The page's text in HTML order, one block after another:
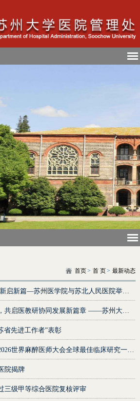
首页> 首 页> 最新动态
校院携手谋发展 协同创新启新篇—苏州医学院与苏北人民医院举行合作交流会
苏州大学携手明基医院，共启医教研协同发展新篇章 ——苏州大学苏州明基医院正式揭牌
省先进工作者”表彰
苏大附一院麻醉科荣获2026世界麻醉医师大会全球最佳临床研究一等奖
院揭牌
三级甲等综合医院复核评审